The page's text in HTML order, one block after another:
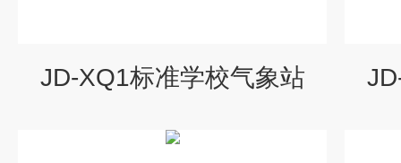
JD-XQ1标准学校气象站